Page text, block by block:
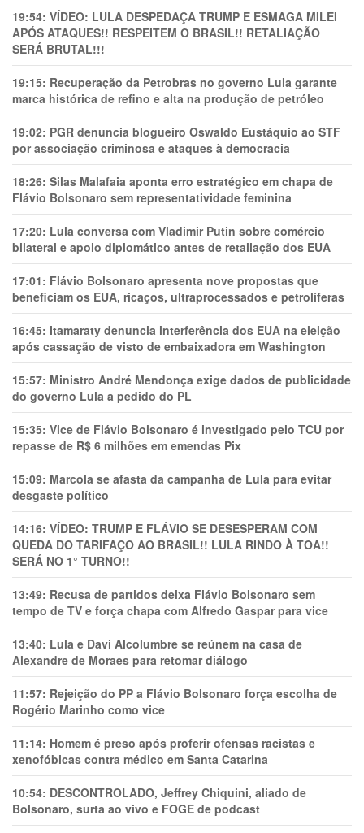
19:54: VÍDEO: LULA DESPEDAÇA TRUMP E ESMAGA MILEI
APÓS ATAQUES!! RESPEITEM O BRASIL!! RETALIAÇÃO
SERÁ BRUTAL!!!
19:15: Recuperação da Petrobras no governo Lula garante
marca histórica de refino e alta na produção de petróleo
19:02: PGR denuncia blogueiro Oswaldo Eustáquio ao STF
por associação criminosa e ataques à democracia
18:26: Silas Malafaia aponta erro estratégico em chapa de
Flávio Bolsonaro sem representatividade feminina
17:20: Lula conversa com Vladimir Putin sobre comércio
bilateral e apoio diplomático antes de retaliação dos EUA
17:01: Flávio Bolsonaro apresenta nove propostas que
beneficiam os EUA, ricaços, ultraprocessados e petrolíferas
16:45: Itamaraty denuncia interferência dos EUA na eleição
após cassação de visto de embaixadora em Washington
15:57: Ministro André Mendonça exige dados de publicidade
do governo Lula a pedido do PL
15:35: Vice de Flávio Bolsonaro é investigado pelo TCU por
repasse de R$ 6 milhões em emendas Pix
15:09: Marcola se afasta da campanha de Lula para evitar
desgaste político
14:16: VÍDEO: TRUMP E FLÁVIO SE DESESPERAM COM
QUEDA DO TARIFAÇO AO BRASIL!! LULA RINDO À TOA!!
SERÁ NO 1° TURNO!!
13:49: Recusa de partidos deixa Flávio Bolsonaro sem
tempo de TV e força chapa com Alfredo Gaspar para vice
13:40: Lula e Davi Alcolumbre se reúnem na casa de
Alexandre de Moraes para retomar diálogo
11:57: Rejeição do PP a Flávio Bolsonaro força escolha de
Rogério Marinho como vice
11:14: Homem é preso após proferir ofensas racistas e
xenofóbicas contra médico em Santa Catarina
10:54: DESCONTROLADO, Jeffrey Chiquini, aliado de
Bolsonaro, surta ao vivo e FOGE de podcast